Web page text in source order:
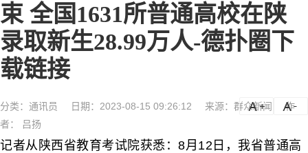
束 全国1631所普通高校在陕
录取新生28.99万人-德扑圈下
载链接
分类： 通讯员 日期：2023-08-15 09:26:12 来源：群众新闻
作
者： 吕扬
a
记者从陕西省教育考试院获悉：8月12日，我省普通高